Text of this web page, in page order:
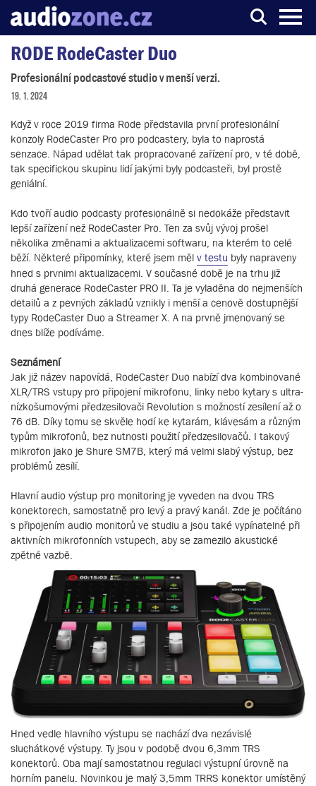
Server o digitálním zpracování zvuku
RODE RodeCaster Duo
Profesionální podcastové studio v menší verzi.
19. 1. 2024
Když v roce 2019 firma Rode představila první profesionální
konzoly RodeCaster Pro pro podcastery, byla to naprostá
senzace. Nápad udělat tak propracované zařízení pro, v té době,
tak specifickou skupinu lidí jakými byly podcasteři, byl prostě
geniální.
Kdo tvoří audio podcasty profesionálně si nedokáže představit
lepší zařízení než RodeCaster Pro. Ten za svůj vývoj prošel
několika změnami a aktualizacemi softwaru, na kterém to celé
běží. Některé připomínky, které jsem měl v testu byly napraveny
hned s prvnimi aktualizacemi. V současné době je na trhu již
druhá generace RodeCaster PRO II. Ta je vyladěna do nejmenších
detailů a z pevných základů vznikly i menší a cenově dostupnější
typy RodeCaster Duo a Streamer X. A na prvně jmenovaný se
dnes blíže podíváme.
Seznámení
Jak již název napovídá, RodeCaster Duo nabízí dva kombinované
XLR/TRS vstupy pro připojení mikrofonu, linky nebo kytary s ultra-
nízkošumovými předzesilovači Revolution s možností zesílení až o
76 dB. Díky tomu se skvěle hodí ke kytarám, klávesám a různým
typům mikrofonů, bez nutnosti použití předzesilovačů. I takový
mikrofon jako je Shure SM7B, který má velmi slabý výstup, bez
problémů zesílí.
Hlavní audio výstup pro monitoring je vyveden na dvou TRS
konektorech, samostatně pro levý a pravý kanál. Zde je počítáno
s připojením audio monitorů ve studiu a jsou také vypínatelné při
aktivních mikrofonních vstupech, aby se zamezilo akustické
zpětné vazbě.
Hned vedle hlavního výstupu se nachází dva nezávislé
sluchátkové výstupy. Ty jsou v podobě dvou 6,3mm TRS
konektorů. Oba mají samostatnou regulaci výstupní úrovně na
horním panelu. Novinkou je malý 3,5mm TRRS konektor umístěný